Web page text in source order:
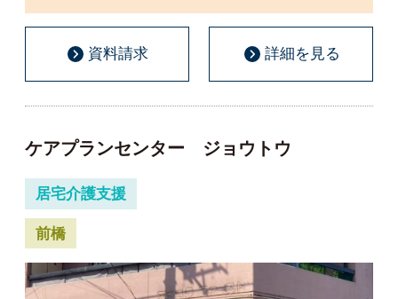
資料請求 詳細を見る
ケアプランセンター ジョウトウ
居宅介護支援
前橋